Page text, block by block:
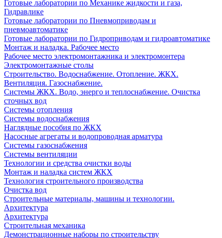
Готовые лаборатории по Механике жидкости и газа,
Гидравлике
Готовые лаборатории по Пневмоприводам и
пневмоавтоматике
Готовые лаборатории по Гидроприводам и гидроавтоматике
Монтаж и наладка. Рабочее место
Рабочее место электромонтажника и электромонтера
Электромонтажные столы
Строительство. Водоснабжение. Отопление. ЖКХ.
Вентиляция. Газоснабжение.
Системы ЖКХ. Водо, энерго и теплоснабжение. Очистка
сточных вод
Системы отопления
Системы водоснабжения
Наглядные пособия по ЖКХ
Насосные агрегаты и водопроводная арматура
Системы газоснабжения
Системы вентиляции
Технологии и средства очистки воды
Монтаж и наладка систем ЖКХ
Технология строительного производства
Очистка вод
Строительные материалы, машины и технологии.
Архитектура
Архитектура
Cтроительная механика
Демонстрационные наборы по строительству